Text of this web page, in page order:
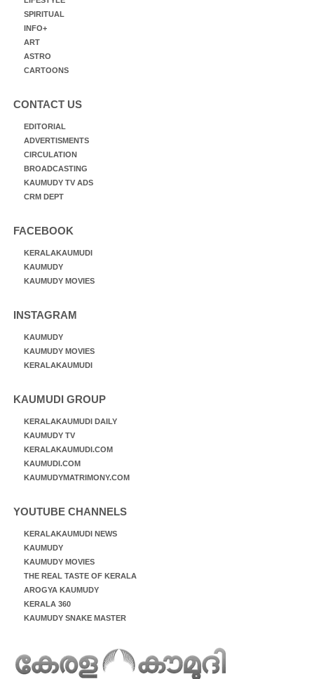
SPIRITUAL
INFO+
ART
ASTRO
CARTOONS
CONTACT US
EDITORIAL
ADVERTISMENTS
CIRCULATION
BROADCASTING
KAUMUDY TV ADS
CRM DEPT
FACEBOOK
KERALAKAUMUDI
KAUMUDY
KAUMUDY MOVIES
INSTAGRAM
KAUMUDY
KAUMUDY MOVIES
KERALAKAUMUDI
KAUMUDI GROUP
KERALAKAUMUDI DAILY
KAUMUDY TV
KERALAKAUMUDI.COM
KAUMUDI.COM
KAUMUDYMATRIMONY.COM
YOUTUBE CHANNELS
KERALAKAUMUDI NEWS
KAUMUDY
KAUMUDY MOVIES
THE REAL TASTE OF KERALA
AROGYA KAUMUDY
KERALA 360
KAUMUDY SNAKE MASTER